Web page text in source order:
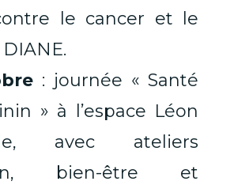
le cancer et le
: journée « Santé
» à l’espace Léon
avec ateliers
bien-être et